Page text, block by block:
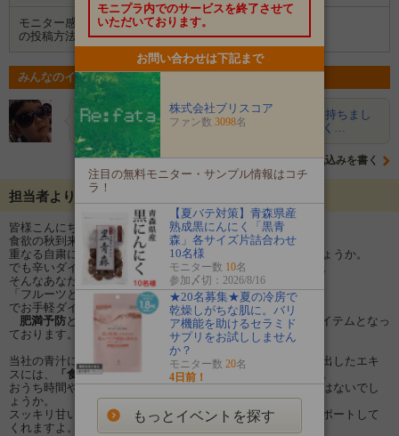
モニター感想
の投稿方法
ブログ
みんなのイベントの意気込み
美味しいもの大好き！ 青汁が好きなので興味を持ちまし
た。ダイエット中なので気になります！！細かく…
意気込みを書く
担当者よりメッセージ
皆様こんにちは！Re:fata（リファータ）です！
食欲の秋到来！
重なる自粛に体系が気になっている方も多いのではないでしょうか。
でも辛いダイエットは続かない。ついつい食べてしまう。。。
そんなあなたに！
「フルーツと野菜のおいしい青汁」
でお手軽ダイエットを始めてみませんか？
肥満予防としてもピッタリなので、自粛生活にも最適なアイテムとなっ
ております。
当社の青汁に含まれる
「アフリカマンゴノキ」
の種子から抽出したエキ
スには、
「食欲抑制」効果
があることが確認されております。
おうち時間やテレワークで自粛太りが気になる方、多いのではないでし
ょうか。
スッキリ甘い青汁が、「食べたい！」を抑え、美ボディへサポートして
くれますよ。
モニプラ内でのサービスを終了させて
いただいております。
お問い合わせは下記まで
株式会社ブリスコア
ファン数 3098名
注目の無料モニター・サンプル情報はコチ
ラ！
【夏バテ対策】青森県産
熟成黒にんにく「黒青
森」各サイズ片詰合わせ
10名様
モニター数 10名
参加〆切：2026/8/16
★20名募集★夏の冷房で
乾燥しがちな肌に。バリ
ア機能を助けるセラミド
サプリをお試ししません
か？
モニター数 20名
4日前！
もっとイベントを探す